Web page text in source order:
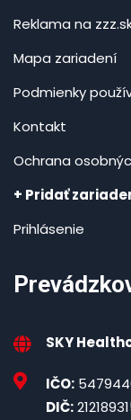
Reklama na
Mapa zariadení
Podmienky
Kontakt
Ochrana
+ Pridať
Prihlásenie
SKY
IČO:
DIČ: